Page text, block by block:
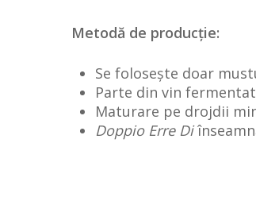
Metodă de producție:
Se folosește doar
Parte din vin
Maturare pe drojdii
Doppio Erre Di